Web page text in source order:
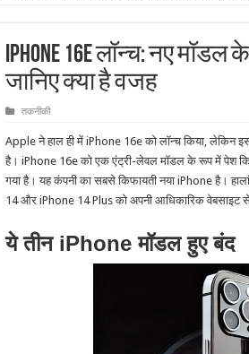
iPhone 16e लॉन्च: नए मॉडल
जानिए क्या है वजह
तकनीकी
Apple ने हाल ही में iPhone 16e को लॉन्च किया, लेकिन
है। iPhone 16e को एक एंट्री-लेवल मॉडल के रूप में पेश
गया है। यह कंपनी का सबसे किफायती नया iPhone है।
14 और iPhone 14 Plus को अपनी आधिकारिक वेबसाइट से
ये तीन iPhone मॉडल हुए बंद